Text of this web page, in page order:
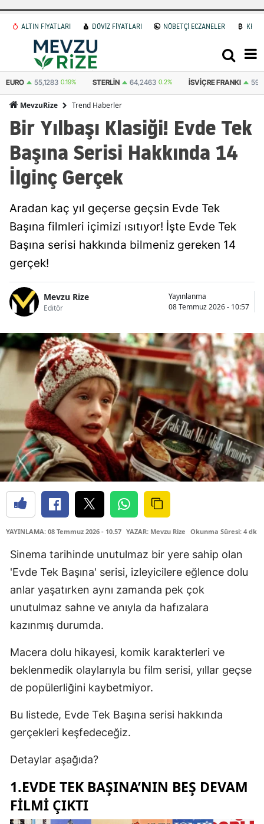
ALTIN FİYATLARI DÖVİZ FİYATLARI NÖBETÇİ ECZANELER
STERLIN 64,2463 0.2% İSVIÇRE FRANKI 59,0319 0.12% BITCOIN
MevzuRize Trend Haberler
Bir Yılbaşı Klasiği! Evde Tek
Başına Serisi Hakkında 14
İlginç Gerçek
Aradan kaç yıl geçerse geçsin Evde Tek
Başına filmleri içimizi ısıtıyor! İşte Evde Tek
Başına serisi hakkında bilmeniz gereken 14
gerçek!
Mevzu Rize
Editör
Yayınlanma
08 Temmuz 2026 - 10:57
YAYINLAMA: 08 Temmuz 2026 - 10.57 YAZAR: Mevzu Rize Okunma Süresi: 4 dk
Sinema tarihinde unutulmaz bir yere sahip olan
'Evde Tek Başına' serisi, izleyicilere eğlence dolu
anlar yaşatırken aynı zamanda pek çok
unutulmaz sahne ve anıyla da hafızalara
kazınmış durumda.
Macera dolu hikayesi, komik karakterleri ve
beklenmedik olaylarıyla bu film serisi, yıllar geçse
de popülerliğini kaybetmiyor.
Bu listede, Evde Tek Başına serisi hakkında
gerçekleri keşfedeceğiz.
Detaylar aşağıda?
1.EVDE TEK BAŞINA’NIN BEŞ DEVAM
FILMI ÇIKTI